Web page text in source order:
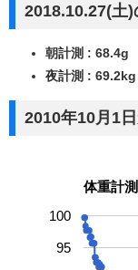
2018.10.27(土)
朝計測 : 68.4g
夜計測 : 69.2kg
2010年10月1
体重計
95
100